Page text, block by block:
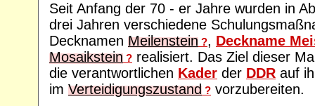
Seit Anfang der 70 - er Jahre wurden in
drei Jahren verschiedene
Decknamen Meilenstein ?, Deckname
Mosaikstein ? realisiert. Das Ziel dieser
die verantwortlichen Kader der DDR auf
im Verteidigungszustand ? vorzubereiten.